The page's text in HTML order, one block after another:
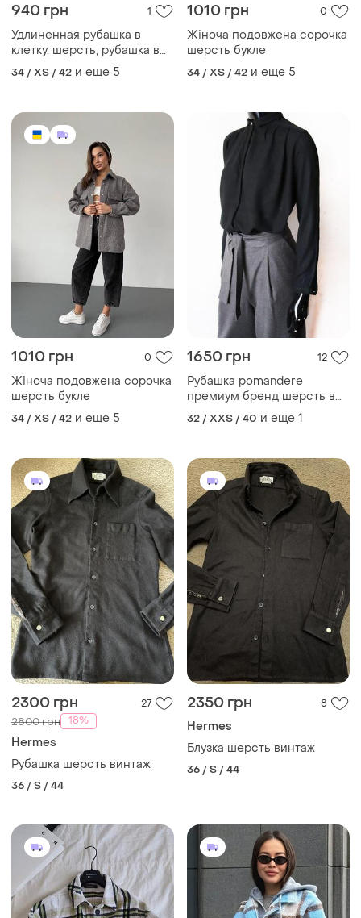
940 грн 1
Удлиненная рубашка в
клетку, шерсть, рубашка в
клетку
34 / XS / 42 и еще 5
1010 грн 0
Жіноча подовжена сорочка
шерсть букле
34 / XS / 42 и еще 5
1010 грн 0
Жіноча подовжена сорочка
шерсть букле
34 / XS / 42 и еще 5
1650 грн 12
Рубашка pomandere
премиум бренд шерсть в
составе
32 / XXS / 40 и еще 1
2300 грн 27
2800 грн -18%
Hermes
Рубашка шерсть винтаж
36 / S / 44
2350 грн 8
Hermes
Блузка шерсть винтаж
36 / S / 44